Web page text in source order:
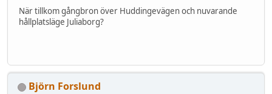
När tillkom gångbron över Huddingevägen och nuvarande
hållplatsläge Juliaborg?
Björn Forslund